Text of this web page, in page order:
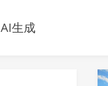
AI生成